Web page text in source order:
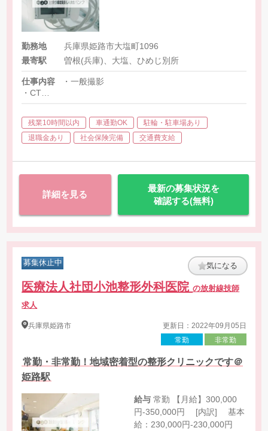
勤務地
兵庫県姫路市大塩町1096
最寄駅
曽根(兵庫)、大塩、ひめじ別所
仕事内容
・一般撮影
・CT
※各種事務業務との兼務となります
残業10時間以内 車通勤OK
駐輪・駐車場あり
退職金あり
社会保険完備 交通費支給
詳細を見る
最新の募集状況を
確認する(無料)
募集休止中 気になる
医療法人社団小池整形外科医院の放射線技師
求人
兵庫県姫路市
更新日：2022年09月05日
常勤
非常勤
常勤・非常勤！地域密着型の整形クリニックです＠
姫路駅
給与
円-350,000円 [内訳] 基本
給：230,000円-230,000円